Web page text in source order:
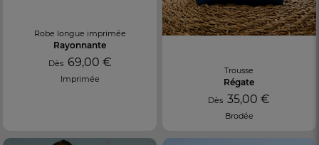
Robe longue imprimée
Rayonnante
Dès 69,00 €
Imprimée
Trousse
Régate
Dès35,00 €
Brodée